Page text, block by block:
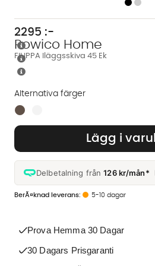
FILIPPA Iläggsskiva 45 Ek
Rowico Home
2295 :-
Lägg i
Delbetalning från126 kr/mån*
5-10 dagar
Alternativa färger
Finns även i dessa färger:
Prova Hemma 30 Dagar
30 Dagars Prisgaranti